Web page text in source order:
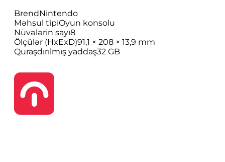
BrendNintendo
Məhsul tipiOyun konsolu
Nüvələrin sayı8
Ölçülər (HxExD)91,1 × 208 × 13,9 mm
Quraşdırılmış yaddaş32 GB